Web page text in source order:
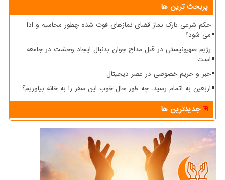
پربحث ترین ها
حکم شرعی تارک نماز قضای نمازهای فوت شده چطور محاسبه و ادا
می شود؟
رژیم صهیونیستی در قتل مداح جوان بدنبال ایجاد وحشت در جامعه
است
خبر و حریم خصوصی در عصر دیجیتال
اربعین به اتمام رسید، چه طور حال خوب این سفر را به خانه بیاوریم؟
جدیدترین ها